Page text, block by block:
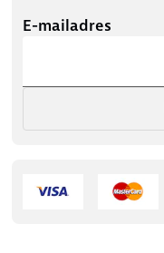
E-mailadres